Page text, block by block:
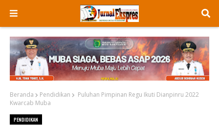
Beranda Pendidikan
Puluhan Pimpinan Regu Ikuti Dianpinru 2022
Kwarcab Muba
PENDIDIKAN